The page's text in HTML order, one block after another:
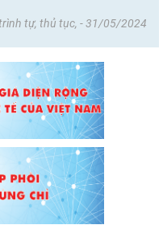
trình tự, thủ tục, - 31/05/2024